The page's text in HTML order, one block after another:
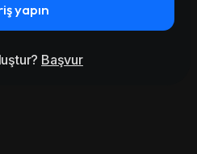
yapın
Başvur